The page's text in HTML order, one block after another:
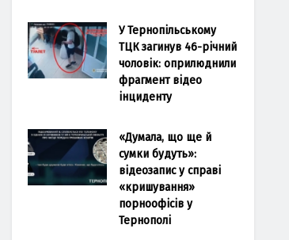
У Тернопільському
ТЦК загинув 46-річний
чоловік: оприлюднили
фрагмент відео
інциденту
«Думала, що ще й
сумки будуть»:
відеозапис у справі
«кришування»
порноофісів у
Тернополі